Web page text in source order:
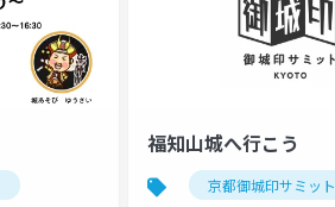
福知山城へ行こう
京都御城印サミット